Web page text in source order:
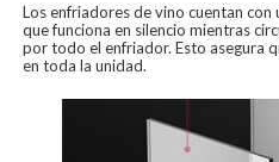
Los enfriadores de vino cuentan
que funciona en silencio mientras
por todo el enfriador. Esto asegura
en toda la unidad.